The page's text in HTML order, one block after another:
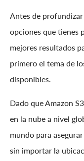
Antes de
opciones que tienes
mejores resultados
primero el tema de
disponibles.
Dado que Amazon
en la nube a nivel
mundo para
sin importar la